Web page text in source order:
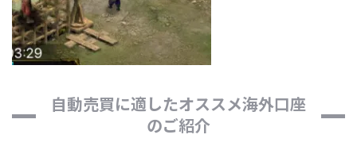
自動売買に適したオススメ海外口座
のご紹介